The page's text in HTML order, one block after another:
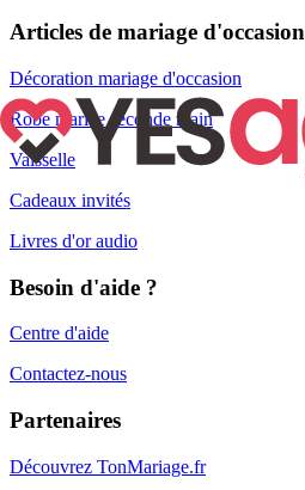
Articles de mariage d'occasion
Décoration mariage d'occasion
Robe mariée seconde main
Vaisselle
Cadeaux invités
Livres d'or audio
Besoin d'aide ?
Centre d'aide
Contactez-nous
Partenaires
Découvrez TonMariage.fr